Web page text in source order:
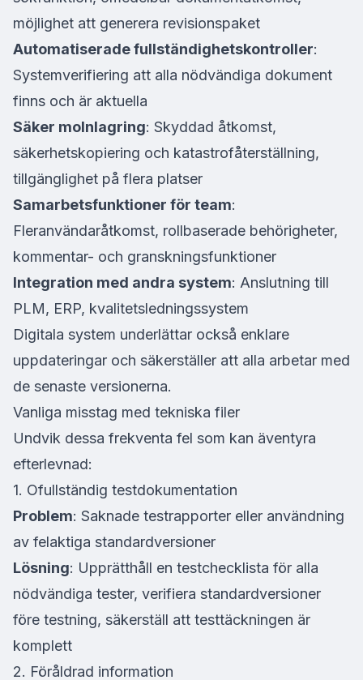
möjlighet att generera revisionspaket
Automatiserade fullständighetskontroller:
Systemverifiering att alla nödvändiga dokument
finns och är aktuella
Säker molnlagring: Skyddad åtkomst,
säkerhetskopiering och katastrofåterställning,
tillgänglighet på flera platser
Samarbetsfunktioner för team:
Fleranvändaråtkomst, rollbaserade behörigheter,
kommentar- och granskningsfunktioner
Integration med andra system: Anslutning till
PLM, ERP, kvalitetsledningssystem
Digitala system underlättar också enklare
uppdateringar och säkerställer att alla arbetar med
de senaste versionerna.
Vanliga misstag med tekniska filer
Undvik dessa frekventa fel som kan äventyra
efterlevnad:
1. Ofullständig testdokumentation
Problem: Saknade testrapporter eller användning
av felaktiga standardversioner
Lösning: Upprätthåll en testchecklista för alla
nödvändiga tester, verifiera standardversioner
före testning, säkerställ att testtäckningen är
komplett
2. Föråldrad information